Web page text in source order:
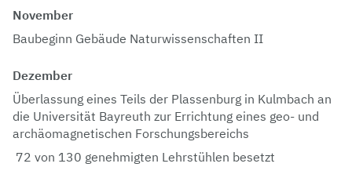
November
Baubeginn Gebäude Naturwissenschaften II
Dezember
Überlassung eines Teils der Plassenburg in Kulmbach an
die Universität Bayreuth zur Errichtung eines geo- und
archäomagnetischen Forschungsbereichs
72 von 130 genehmigten Lehrstühlen besetzt